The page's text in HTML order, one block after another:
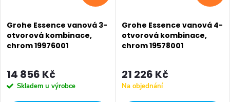
Grohe Essence vanová 3-
otvorová kombinace,
chrom 19976001
14 856 Kč
Skladem u výrobce
Grohe Essence vanová 4-
otvorová kombinace,
chrom 19578001
21 226 Kč
Na objednání